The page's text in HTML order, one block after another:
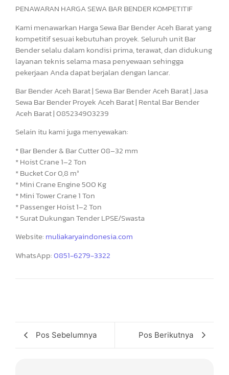
PENAWARAN HARGA SEWA BAR BENDER KOMPETITIF
Kami menawarkan Harga Sewa Bar Bender Aceh Barat yang
kompetitif sesuai kebutuhan proyek. Seluruh unit Bar
Bender selalu dalam kondisi prima, terawat, dan didukung
layanan teknis selama masa penyewaan sehingga
pekerjaan Anda dapat berjalan dengan lancar.
Bar Bender Aceh Barat | Sewa Bar Bender Aceh Barat | Jasa
Sewa Bar Bender Proyek Aceh Barat | Rental Bar Bender
Aceh Barat | 085234903239
Selain itu kami juga menyewakan:
* Bar Bender & Bar Cutter 08–32 mm
* Hoist Crane 1–2 Ton
* Bucket Cor 0,8 m³
* Mini Crane Engine 500 Kg
* Mini Tower Crane 1 Ton
* Passenger Hoist 1–2 Ton
* Surat Dukungan Tender LPSE/Swasta
Website: muliakaryaindonesia.com
WhatsApp:0851-6279-3322
Pos Sebelumnya Pos Berikutnya